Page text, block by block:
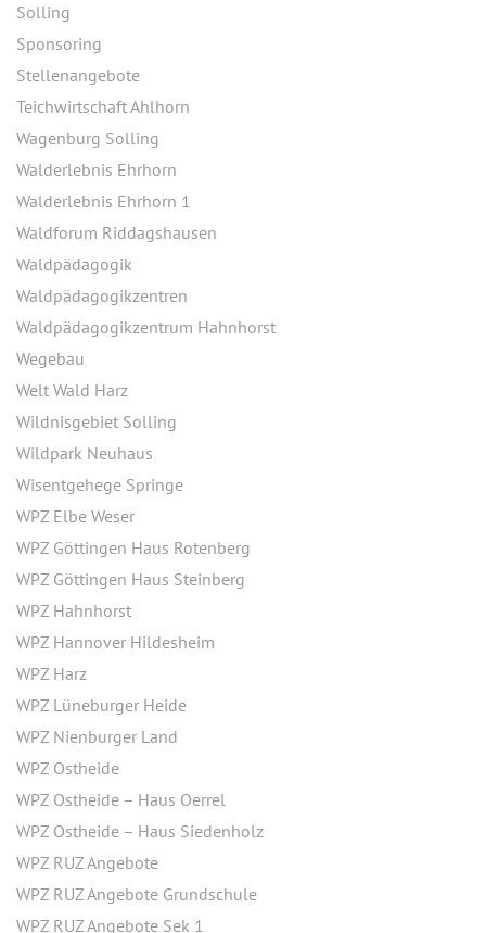
Solling
Sponsoring
Stellenangebote
Teichwirtschaft Ahlhorn
Wagenburg Solling
Walderlebnis Ehrhorn
Walderlebnis Ehrhorn 1
Waldforum Riddagshausen
Waldpädagogik
Waldpädagogikzentren
Waldpädagogikzentrum Hahnhorst
Wegebau
Welt Wald Harz
Wildnisgebiet Solling
Wildpark Neuhaus
Wisentgehege Springe
WPZ Elbe Weser
WPZ Göttingen Haus Rotenberg
WPZ Göttingen Haus Steinberg
WPZ Hahnhorst
WPZ Hannover Hildesheim
WPZ Harz
WPZ Lüneburger Heide
WPZ Nienburger Land
WPZ Ostheide
WPZ Ostheide – Haus Oerrel
WPZ Ostheide – Haus Siedenholz
WPZ RUZ Angebote
WPZ RUZ Angebote Grundschule
WPZ RUZ Angebote Sek 1